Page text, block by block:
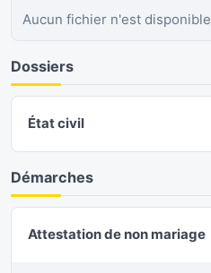
Aucun fichier n'est
Dossiers
État civil
Démarches
Attestation de non mariage